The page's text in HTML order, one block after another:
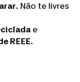
. Não te livres
e
REEE.